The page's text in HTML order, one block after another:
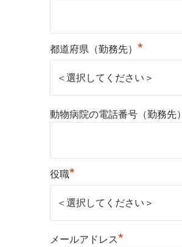
都道府県（勤務先） *
動物病院の電話番号（勤務先）
役職*
メールアドレス*